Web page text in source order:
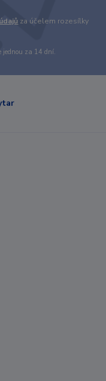
za účelem rozesílky
jednou za 14 dní.